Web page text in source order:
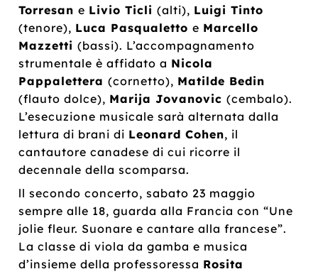
Torresane Livio Ticli(alti), Luigi Tinto
(tenore), Luca Pasqualettoe Marcello
Mazzetti(bassi). L’accompagnamento
strumentale è affidato a Nicola
Pappalettera(cornetto), Matilde Bedin
(flauto dolce), Marija Jovanovic(cembalo).
L’esecuzione musicale sarà alternata dalla
lettura di brani di Leonard Cohen, il
cantautore canadese di cui ricorre il
decennale della scomparsa.
ll secondo concerto, sabato 23 maggio
sempre alle 18, guarda alla Francia con “Une
jolie fleur. Suonare e cantare alla francese”.
La classe di viola da gamba e musica
d’insieme della professoressa Rosita